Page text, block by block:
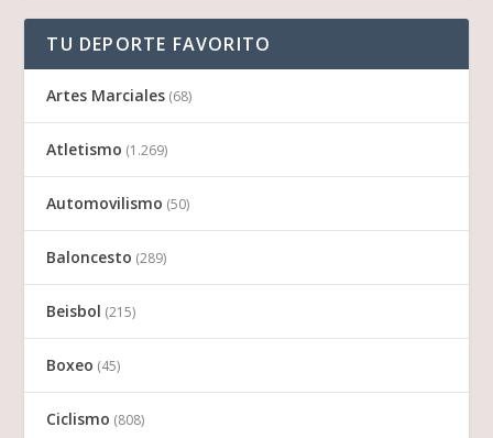
TU DEPORTE FAVORITO
Artes Marciales (68)
Atletismo (1.269)
Automovilismo (50)
Baloncesto (289)
Beisbol (215)
Boxeo (45)
Ciclismo (808)